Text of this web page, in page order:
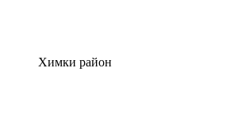
Химки район